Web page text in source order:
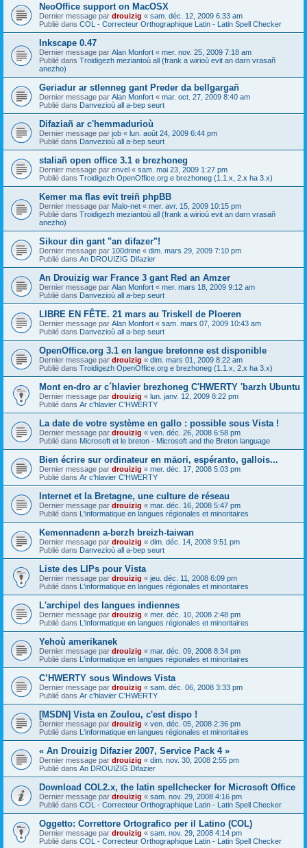
NeoOffice support on MacOSX
Dernier message par drouizig « sam. déc. 12, 2009 6:33 am
Publié dans COL - Correcteur Orthographique Latin - Latin Spell Checker
Inkscape 0.47
Dernier message par Alan Monfort « mer. nov. 25, 2009 7:18 am
Publié dans Troidigezh meziantoù all (frank a wirioù evit an darn vrasañ
anezho)
Geriadur ar stlenneg gant Preder da bellgargañ
Dernier message par Alan Monfort « mar. oct. 27, 2009 8:40 am
Publié dans Danvezioù all a-bep seurt
Difaziañ ar c'hemmadurioù
Dernier message par job « lun. août 24, 2009 6:44 pm
Publié dans Danvezioù all a-bep seurt
staliañ open office 3.1 e brezhoneg
Dernier message par envel « sam. mai 23, 2009 1:27 pm
Publié dans Troidigezh OpenOffice.org e brezhoneg (1.1.x, 2.x ha 3.x)
Kemer ma flas evit treiñ phpBB
Dernier message par Malo-net « mer. avr. 15, 2009 10:15 pm
Publié dans Troidigezh meziantoù all (frank a wirioù evit an darn vrasañ
anezho)
Sikour din gant "an difazer"!
Dernier message par 100drine « dim. mars 29, 2009 7:10 pm
Publié dans An DROUIZIG Difazier
An Drouizig war France 3 gant Red an Amzer
Dernier message par Alan Monfort « mer. mars 18, 2009 9:12 am
Publié dans Danvezioù all a-bep seurt
LIBRE EN FÊTE. 21 mars au Triskell de Ploeren
Dernier message par Alan Monfort « sam. mars 07, 2009 10:43 am
Publié dans Danvezioù all a-bep seurt
OpenOffice.org 3.1 en langue bretonne est disponible
Dernier message par drouizig « dim. mars 01, 2009 8:22 am
Publié dans Troidigezh OpenOffice.org e brezhoneg (1.1.x, 2.x ha 3.x)
Mont en-dro ar c´hlavier brezhoneg C'HWERTY 'barzh Ubuntu
Dernier message par drouizig « lun. janv. 12, 2009 8:22 pm
Publié dans Ar c'hlavier C'HWERTY
La date de votre système en gallo : possible sous Vista !
Dernier message par drouizig « ven. déc. 26, 2008 6:58 pm
Publié dans Microsoft et le breton - Microsoft and the Breton language
Bien écrire sur ordinateur en māori, espéranto, gallois...
Dernier message par drouizig « mer. déc. 17, 2008 5:03 pm
Publié dans Ar c'hlavier C'HWERTY
Internet et la Bretagne, une culture de réseau
Dernier message par drouizig « mar. déc. 16, 2008 5:47 pm
Publié dans L'informatique en langues régionales et minoritaires
Kemennadenn a-berzh breizh-taiwan
Dernier message par drouizig « dim. déc. 14, 2008 9:51 pm
Publié dans Danvezioù all a-bep seurt
Liste des LIPs pour Vista
Dernier message par drouizig « jeu. déc. 11, 2008 6:09 pm
Publié dans L'informatique en langues régionales et minoritaires
L'archipel des langues indiennes
Dernier message par drouizig « mer. déc. 10, 2008 2:48 pm
Publié dans L'informatique en langues régionales et minoritaires
Yehoù amerikanek
Dernier message par drouizig « mar. déc. 09, 2008 8:34 pm
Publié dans L'informatique en langues régionales et minoritaires
C’HWERTY sous Windows Vista
Dernier message par drouizig « sam. déc. 06, 2008 3:33 pm
Publié dans Ar c'hlavier C'HWERTY
[MSDN] Vista en Zoulou, c'est dispo !
Dernier message par drouizig « ven. déc. 05, 2008 2:36 pm
Publié dans L'informatique en langues régionales et minoritaires
« An Drouizig Difazier 2007, Service Pack 4 »
Dernier message par drouizig « dim. nov. 30, 2008 2:55 pm
Publié dans An DROUIZIG Difazier
Download COL2.x, the latin spellchecker for Microsoft Office
Dernier message par drouizig « sam. nov. 29, 2008 4:16 pm
Publié dans COL - Correcteur Orthographique Latin - Latin Spell Checker
Oggetto: Correttore Ortografico per il Latino (COL)
Dernier message par drouizig « sam. nov. 29, 2008 4:14 pm
Publié dans COL - Correcteur Orthographique Latin - Latin Spell Checker